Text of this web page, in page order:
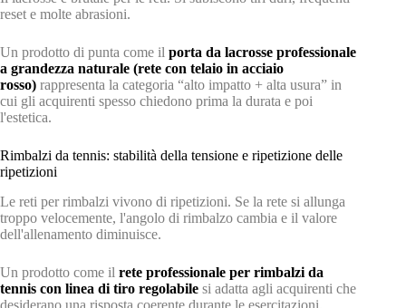
reset e molte abrasioni.
Un prodotto di punta come il porta da lacrosse professionale
a grandezza naturale (rete con telaio in acciaio
rosso) rappresenta la categoria “alto impatto + alta usura” in
cui gli acquirenti spesso chiedono prima la durata e poi
l'estetica.
Rimbalzi da tennis: stabilità della tensione e ripetizione delle
ripetizioni
Le reti per rimbalzi vivono di ripetizioni. Se la rete si allunga
troppo velocemente, l'angolo di rimbalzo cambia e il valore
dell'allenamento diminuisce.
Un prodotto come il rete professionale per rimbalzi da
tennis con linea di tiro regolabile si adatta agli acquirenti che
desiderano una risposta coerente durante le esercitazioni.